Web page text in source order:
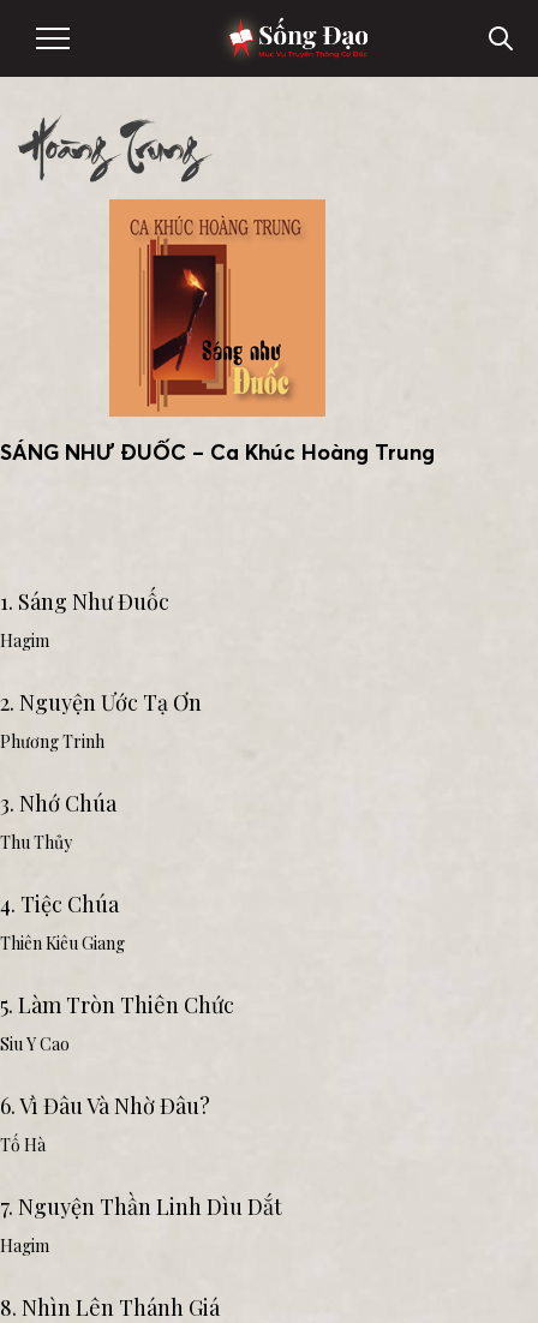
Hoàng Trung
SÁNG NHƯ ĐUỐC – Ca Khúc Hoàng Trung
1. Sáng Như Đuốc
Hagim
2. Nguyện Ước Tạ Ơn
Phương Trinh
3. Nhớ Chúa
Thu Thủy
4. Tiệc Chúa
Thiên Kiêu Giang
5. Làm Tròn Thiên Chức
Siu Y Cao
6. Vì Đâu Và Nhờ Đâu?
Tố Hà
7. Nguyện Thần Linh Dìu Dắt
Hagim
8. Nhìn Lên Thánh Giá